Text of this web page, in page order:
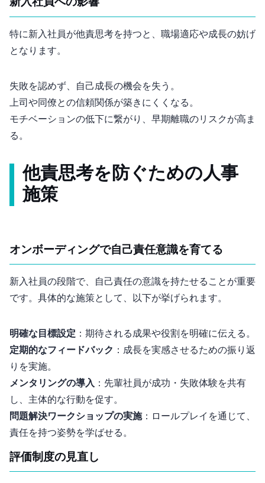
新入社員への影響
特に新入社員が他責思考を持つと、職場適応や成長の妨げ
となります。
失敗を認めず、自己成長の機会を失う。
上司や同僚との信頼関係が築きにくくなる。
モチベーションの低下に繋がり、早期離職のリスクが高ま
る。
他責思考を防ぐための人事
施策
オンボーディングで自己責任意識を育てる
新入社員の段階で、自己責任の意識を持たせることが重要
です。具体的な施策として、以下が挙げられます。
明確な目標設定 ：期待される成果や役割を明確に伝える。
定期的なフィードバック ：成長を実感させるための振り返
りを実施。
メンタリングの導入 ：先輩社員が成功・失敗体験を共有
し、主体的な行動を促す。
問題解決ワークショップの実施：ロールプレイを通じて、
責任を持つ姿勢を学ばせる。
評価制度の見直し